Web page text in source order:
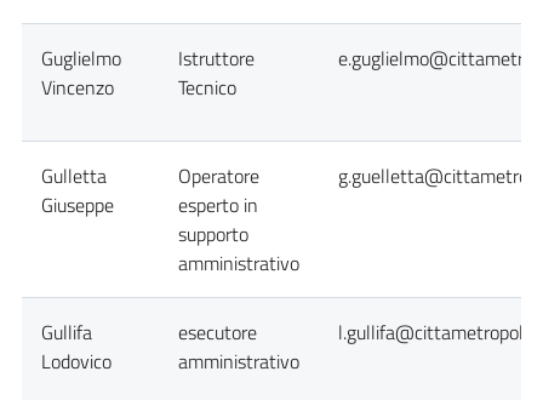
Guglielmo
Vincenzo
Istruttore
Tecnico
Gulletta
Giuseppe
Operatore
esperto in
supporto
amministrativo
Gullifa
Lodovico
esecutore
amministrativo